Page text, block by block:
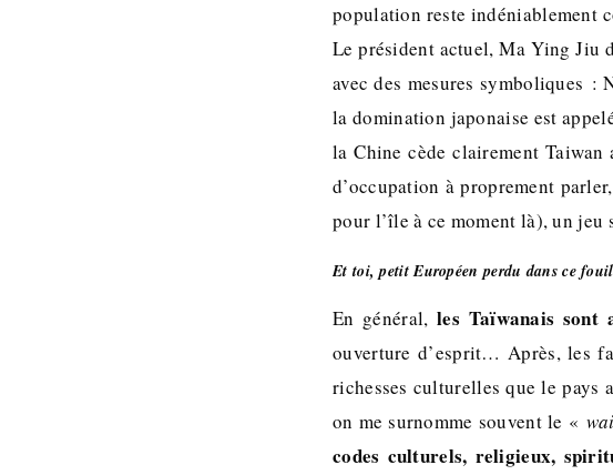
population reste indéniablement
Le président actuel, Ma Ying Jiu
avec des mesures symboliques
la domination japonaise est
la Chine cède clairement
d’occupation à proprement
pour l’île à ce moment là), un jeu
Et toi, petit Européen perdu dans ce
En général,les Taïwanais sont
ouverture d’esprit… Après, les
richesses culturelles que le
on me surnomme souvent le «
codes culturels, religieux,